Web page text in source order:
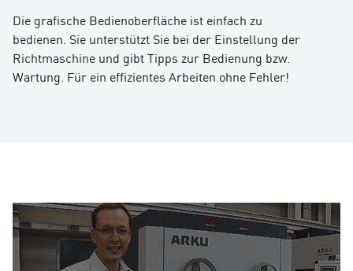
Die grafische Bedienoberfläche ist einfach zu
bedienen. Sie unterstützt Sie bei der Einstellung der
Richtmaschine und gibt Tipps zur Bedienung bzw.
Wartung. Für ein effizientes Arbeiten ohne Fehler!